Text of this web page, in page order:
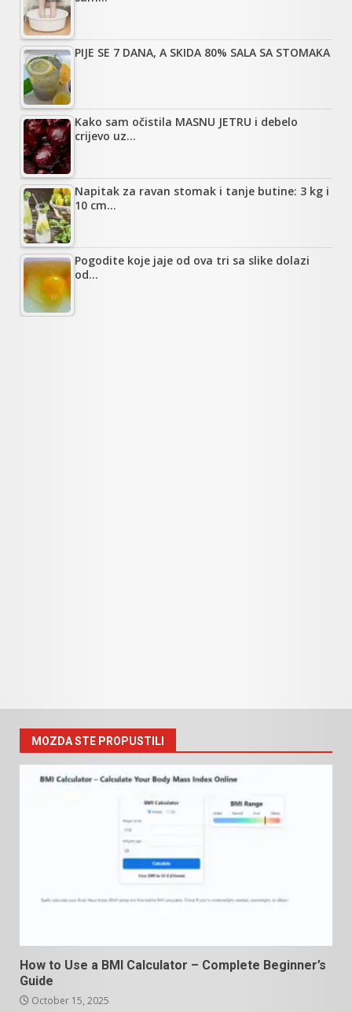
PIJE SE 7 DANA, A SKIDA 80% SALA SA STOMAKA
Kako sam očistila MASNU JETRU i debelo
crijevo uz…
Napitak za ravan stomak i tanje butine: 3 kg i
10 cm…
Pogodite koje jaje od ova tri sa slike dolazi
od…
MOZDA STE PROPUSTILI
How to Use a BMI Calculator – Complete Beginner’s
Guide
October 15, 2025